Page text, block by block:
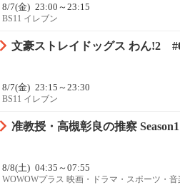
8/7(金) 23:00～23:15
BS11 イレブン
文豪ストレイドッグス わん!2
8/7(金) 23:15～23:30
BS11 イレブン
准教授・高槻彰良の推察
8/8(土) 04:35～07:55
WOWOWプラス 映画・ドラマ・スポーツ・音